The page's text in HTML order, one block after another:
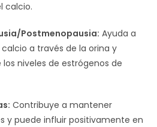
calcio.
Postmenopausia: Ayuda a
a través de la orina y
niveles de estrógenos de
Contribuye a mantener
y puede influir positivamente en